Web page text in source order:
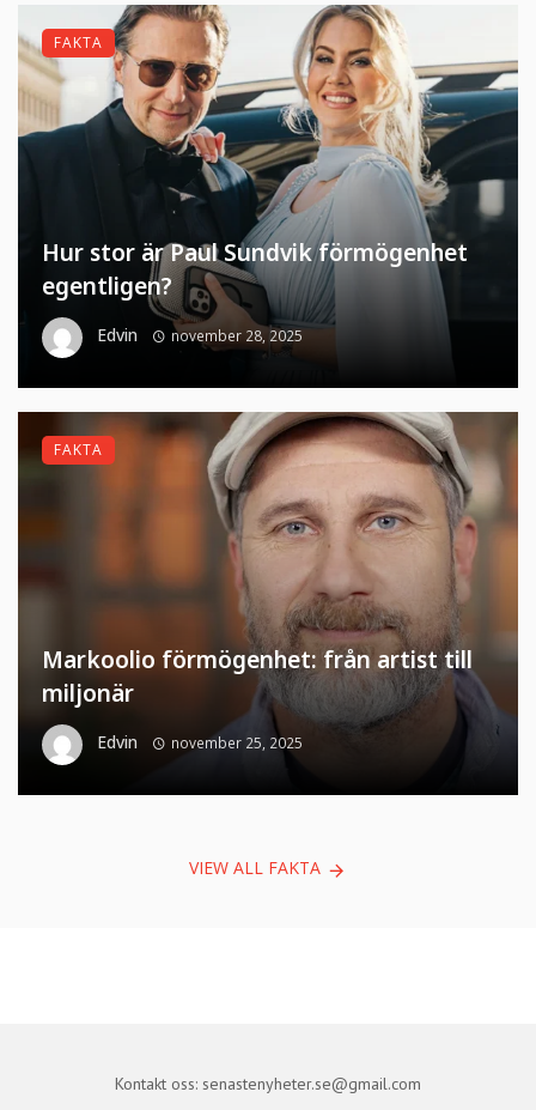
Hur stor är Paul Sundvik förmögenhet
egentligen?
Edvin november 28, 2025
FAKTA
Markoolio förmögenhet: från artist till
miljonär
Edvin november 25, 2025
FAKTA
VIEW ALL FAKTA
Kontakt oss: senastenyheter.se@gmail.com